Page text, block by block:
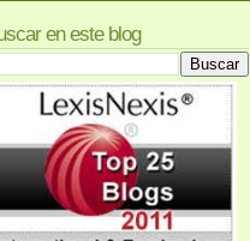
en este blog